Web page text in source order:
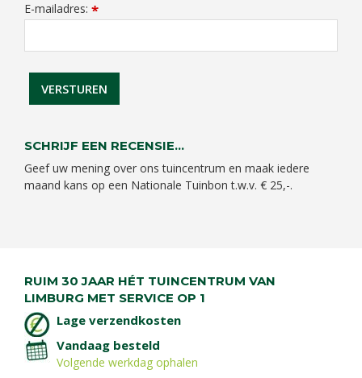
E-mailadres: *
SCHRIJF EEN RECENSIE...
Geef uw mening over ons tuincentrum en maak iedere
maand kans op een Nationale Tuinbon t.w.v. € 25,-.
RUIM 30 JAAR HÉT TUINCENTRUM VAN
LIMBURG MET SERVICE OP 1
Lage verzendkosten
Vandaag besteld
Volgende werkdag ophalen